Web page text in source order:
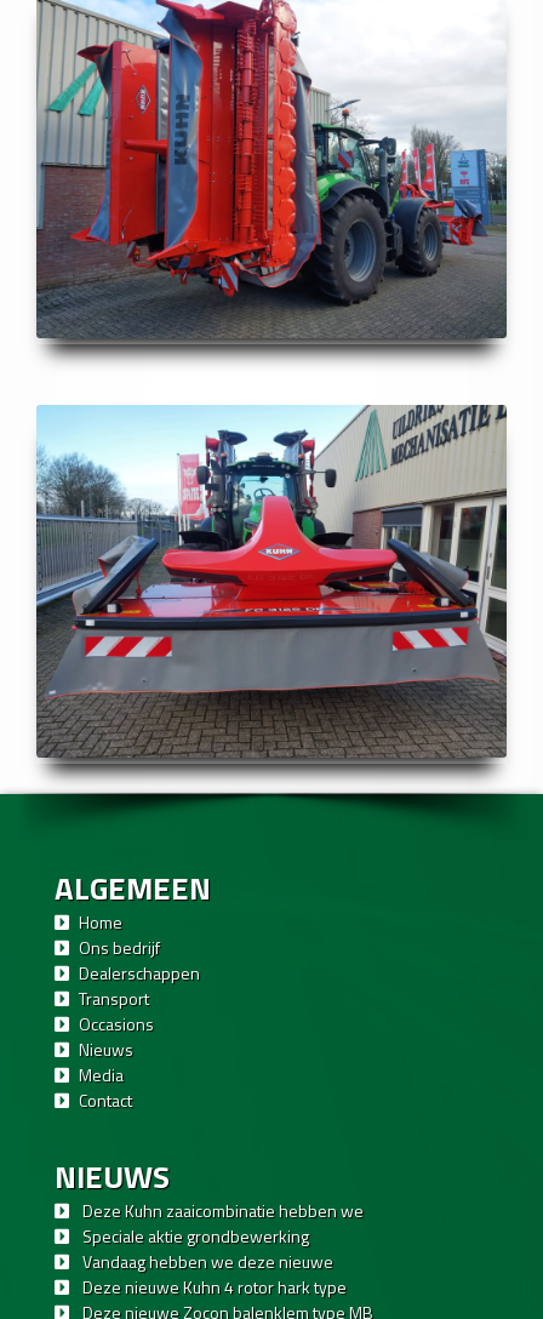
ALGEMEEN
Home
Ons bedrijf
Dealerschappen
Transport
Occasions
Nieuws
Media
Contact
NIEUWS
Deze Kuhn zaaicombinatie hebben we
Speciale aktie grondbewerking
Vandaag hebben we deze nieuwe
Deze nieuwe Kuhn 4 rotor hark type
Deze nieuwe Zocon balenklem type MB